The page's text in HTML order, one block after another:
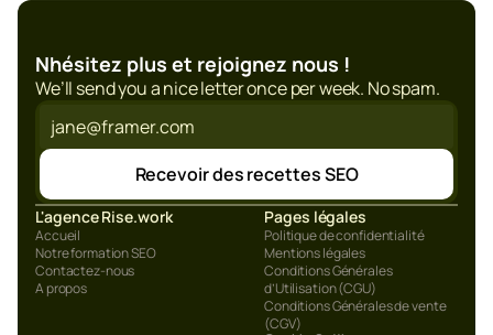
Nhésitez plus et rejoignez nous !
We’ll send you a nice letter once per week. No spam.
Recevoir des recettes SEO
L'agence Rise.work
Accueil
Notre formation SEO
Contactez-nous
A propos
Pages légales
Politique de confidentialité
Mentions légales
Conditions Générales
d’Utilisation (CGU)
Conditions Générales de vente
(CGV)